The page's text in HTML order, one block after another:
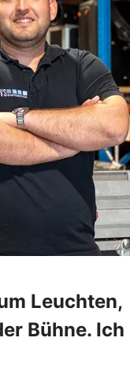
Leuchten,
Bühne. Ich